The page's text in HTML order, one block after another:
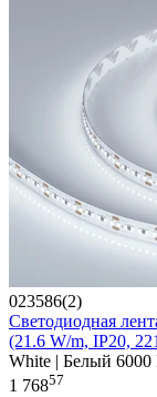
023586(2)
Светодиодная
(21.6 W/m, IP20,
White | Белый 6000
1 76857